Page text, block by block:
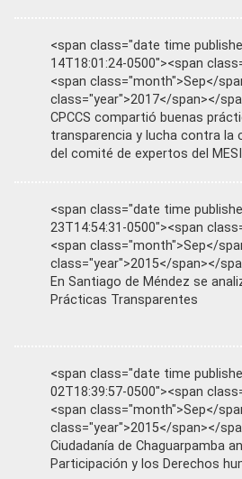
<span class="date time
14T18:01:24-0500"><span
<span class="month">Sep</
class="year">2017</span></
CPCCS compartió buenas
transparencia y lucha contra la
del comité de expertos del
<span class="date time
23T14:54:31-0500"><span
<span class="month">Sep</
class="year">2015</span></
En Santiago de Méndez se
Prácticas Transparentes
<span class="date time
02T18:39:57-0500"><span
<span class="month">Sep</
class="year">2015</span></
Ciudadanía de Chaguarpamba
Participación y los Derechos